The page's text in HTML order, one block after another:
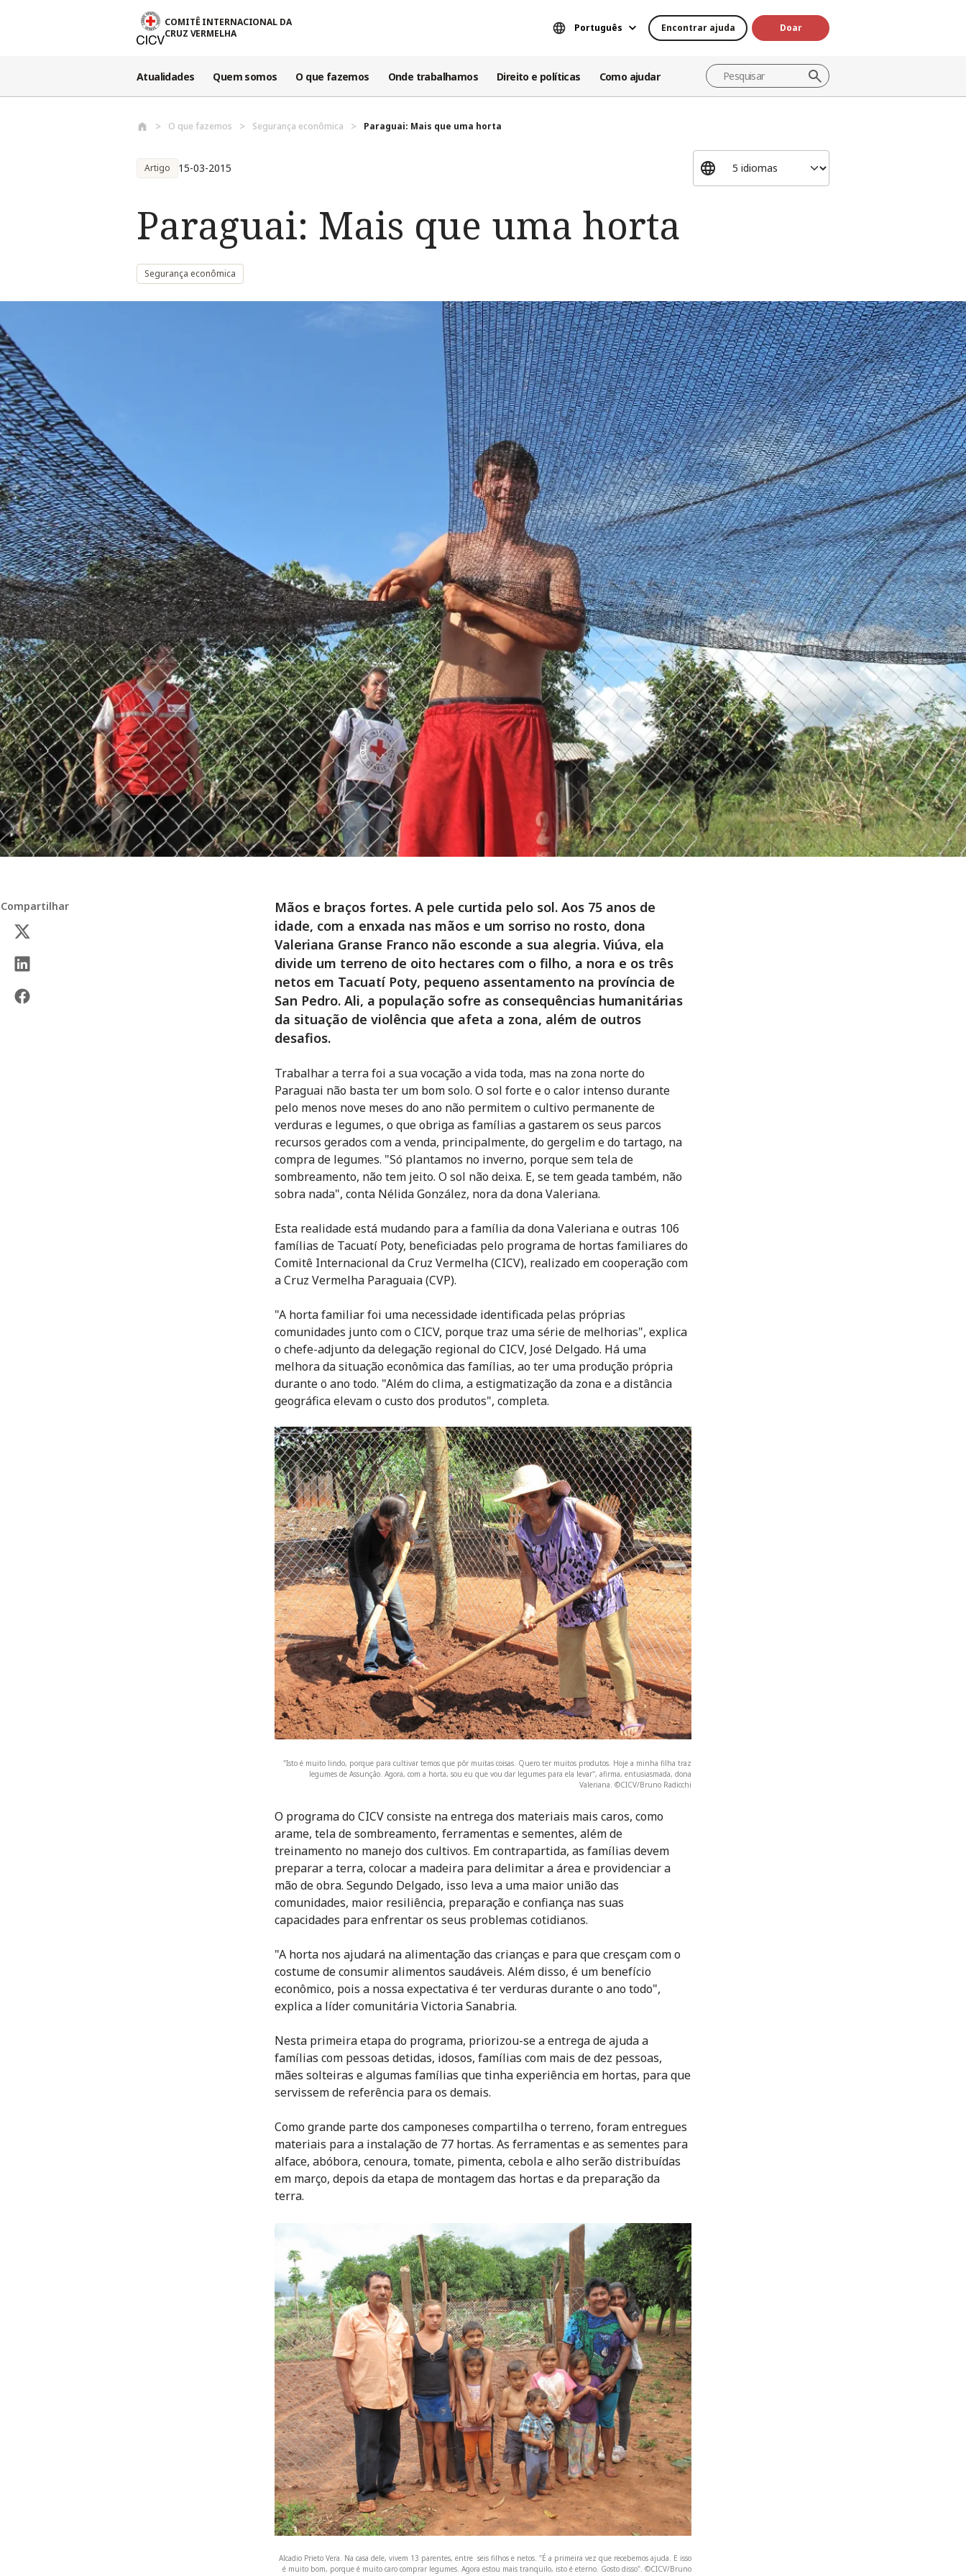
Passar para o conteúdo principal
COMITÊ INTERNACIONAL DA
CRUZ VERMELHA
Português Encontrar ajuda Doar
Atualidades Quem somos O que fazemos Onde trabalhamos Direito e políticas Como ajudar
O que fazemos Segurança econômica Paraguai: Mais que uma horta
Artigo 15-03-2015
Paraguai: Mais que uma horta
Segurança econômica
Compartilhar
Mãos e braços fortes. A pele curtida pelo sol. Aos 75 anos de
idade, com a enxada nas mãos e um sorriso no rosto, dona
Valeriana Granse Franco não esconde a sua alegria. Viúva, ela
divide um terreno de oito hectares com o filho, a nora e os três
netos em Tacuatí Poty, pequeno assentamento na província de
San Pedro. Ali, a população sofre as consequências humanitárias
da situação de violência que afeta a zona, além de outros
desafios.
Trabalhar a terra foi a sua vocação a vida toda, mas na zona norte do
Paraguai não basta ter um bom solo. O sol forte e o calor intenso durante
pelo menos nove meses do ano não permitem o cultivo permanente de
verduras e legumes, o que obriga as famílias a gastarem os seus parcos
recursos gerados com a venda, principalmente, do gergelim e do tartago, na
compra de legumes. "Só plantamos no inverno, porque sem tela de
sombreamento, não tem jeito. O sol não deixa. E, se tem geada também, não
sobra nada", conta Nélida González, nora da dona Valeriana.
Esta realidade está mudando para a família da dona Valeriana e outras 106
famílias de Tacuatí Poty, beneficiadas pelo programa de hortas familiares do
Comitê Internacional da Cruz Vermelha (CICV), realizado em cooperação com
a Cruz Vermelha Paraguaia (CVP).
"A horta familiar foi uma necessidade identificada pelas próprias
comunidades junto com o CICV, porque traz uma série de melhorias", explica
o chefe-adjunto da delegação regional do CICV, José Delgado. Há uma
melhora da situação econômica das famílias, ao ter uma produção própria
durante o ano todo. "Além do clima, a estigmatização da zona e a distância
geográfica elevam o custo dos produtos", completa.
"Isto é muito lindo, porque para cultivar temos que pôr muitas coisas. Quero ter muitos produtos. Hoje a minha filha traz
legumes de Assunção. Agora, com a horta, sou eu que vou dar legumes para ela levar", afirma, entusiasmada, dona
Valeriana. ©CICV/Bruno Radicchi
O programa do CICV consiste na entrega dos materiais mais caros, como
arame, tela de sombreamento, ferramentas e sementes, além de
treinamento no manejo dos cultivos. Em contrapartida, as famílias devem
preparar a terra, colocar a madeira para delimitar a área e providenciar a
mão de obra. Segundo Delgado, isso leva a uma maior união das
comunidades, maior resiliência, preparação e confiança nas suas
capacidades para enfrentar os seus problemas cotidianos.
"A horta nos ajudará na alimentação das crianças e para que cresçam com o
costume de consumir alimentos saudáveis. Além disso, é um benefício
econômico, pois a nossa expectativa é ter verduras durante o ano todo",
explica a líder comunitária Victoria Sanabria.
Nesta primeira etapa do programa, priorizou-se a entrega de ajuda a
famílias com pessoas detidas, idosos, famílias com mais de dez pessoas,
mães solteiras e algumas famílias que tinha experiência em hortas, para que
servissem de referência para os demais.
Como grande parte dos camponeses compartilha o terreno, foram entregues
materiais para a instalação de 77 hortas. As ferramentas e as sementes para
alface, abóbora, cenoura, tomate, pimenta, cebola e alho serão distribuídas
em março, depois da etapa de montagem das hortas e da preparação da
terra.
Alcadio Prieto Vera. Na casa dele, vivem 13 parentes, entre seis filhos e netos. "É a primeira vez que recebemos ajuda. E isso
é muito bom, porque é muito caro comprar legumes. Agora estou mais tranquilo, isto é eterno. Gosto disso". ©CICV/Bruno